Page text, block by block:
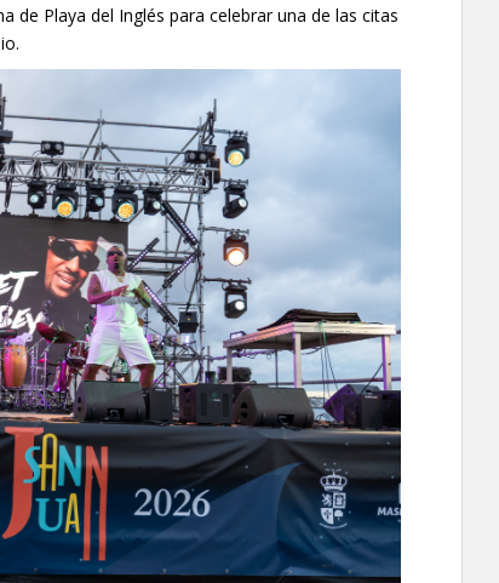
de Playa del Inglés para celebrar una de las citas